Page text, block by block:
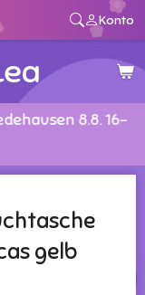
Konto
8.8. 16-
gelb